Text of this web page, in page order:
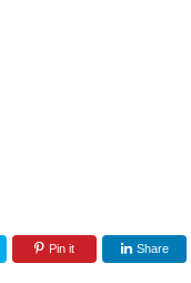
Pin it Share